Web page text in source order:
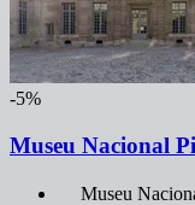
-5%
Museu Nacional
Museu